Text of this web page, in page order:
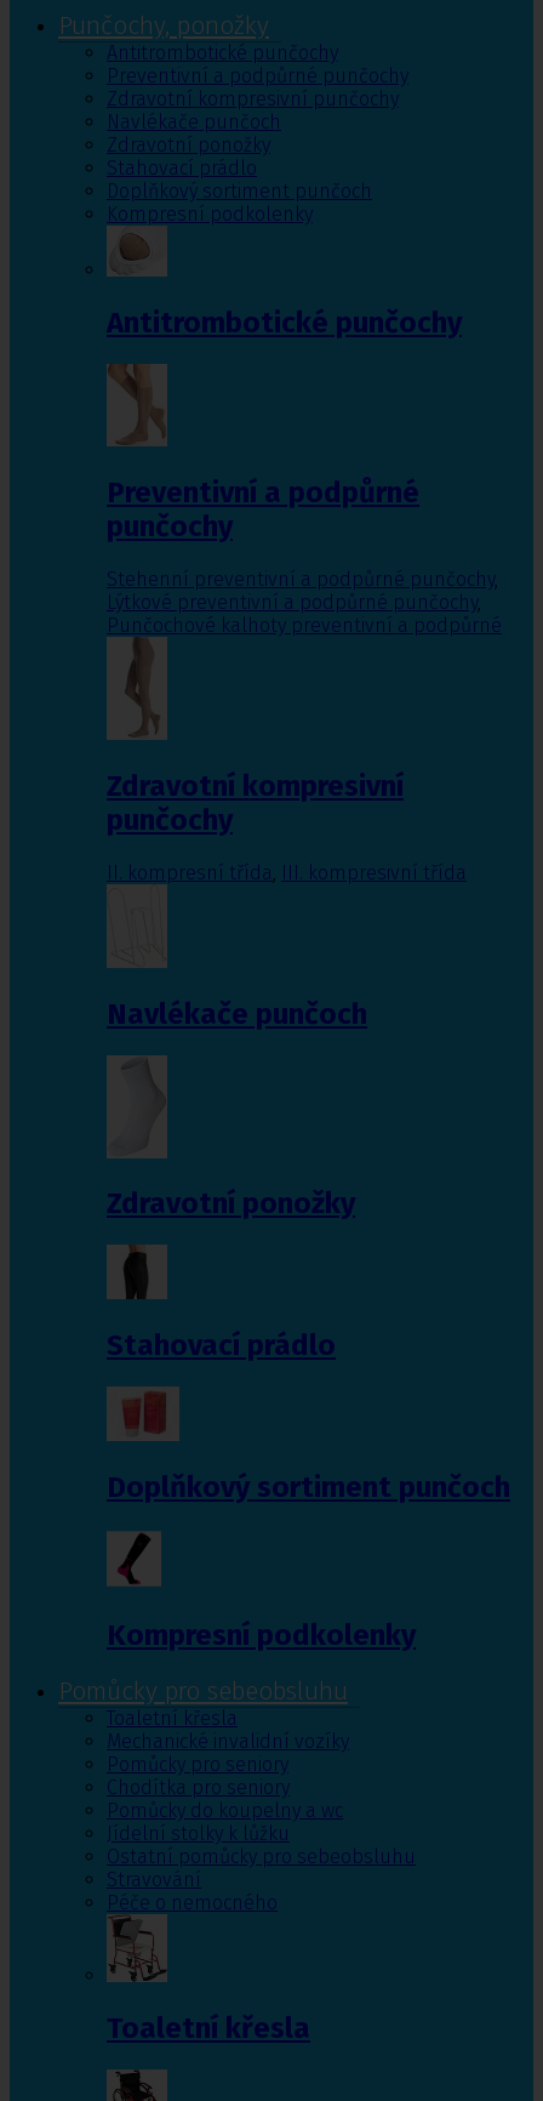
Punčochy, ponožky
Antitrombotické punčochy
Preventivní a podpůrné punčochy
Zdravotní kompresivní punčochy
Navlékače punčoch
Zdravotní ponožky
Stahovací prádlo
Doplňkový sortiment punčoch
Kompresní podkolenky
Antitrombotické punčochy
Preventivní a podpůrné
punčochy
Stehenní preventivní a podpůrné punčochy,
Lýtkové preventivní a podpůrné punčochy,
Punčochové kalhoty preventivní a podpůrné
Zdravotní kompresivní
punčochy
II. kompresní třída III. kompresivní třída
Navlékače punčoch
Zdravotní ponožky
Stahovací prádlo
Doplňkový sortiment punčoch
Kompresní podkolenky
Pomůcky pro sebeobsluhu
Toaletní křesla
Mechanické invalidní vozíky
Pomůcky pro seniory
Chodítka pro seniory
Pomůcky do koupelny a wc
Jídelní stolky k lůžku
Ostatní pomůcky pro sebeobsluhu
Stravování
Péče o nemocného
Toaletní křesla